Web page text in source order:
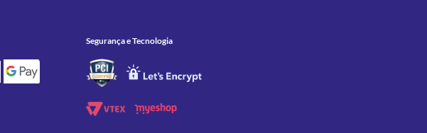
Segurança e Tecnologia